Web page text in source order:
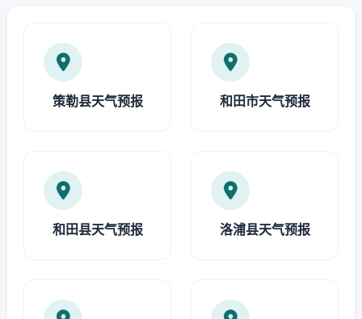
策勒县天气预报 和田市天气预报
和田县天气预报 洛浦县天气预报